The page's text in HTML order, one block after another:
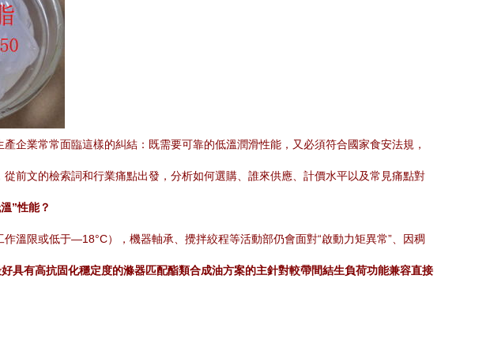
企業常常面臨這樣的糾結：既需要可靠的低溫潤滑性能，又必須符合國家食安法規，
前文的檢索詞和行業痛點出發，分析如何選購、誰來供應、計價水平以及常見痛點對
”性能？
溫限或低于—18°C），機器軸承、攪拌絞程等活動部仍會面對“啟動力矩異常”、因稠
具有高抗固化穩定度的滌器匹配酯類合成油方案的主針對較帶間結生負荷功能兼容直接